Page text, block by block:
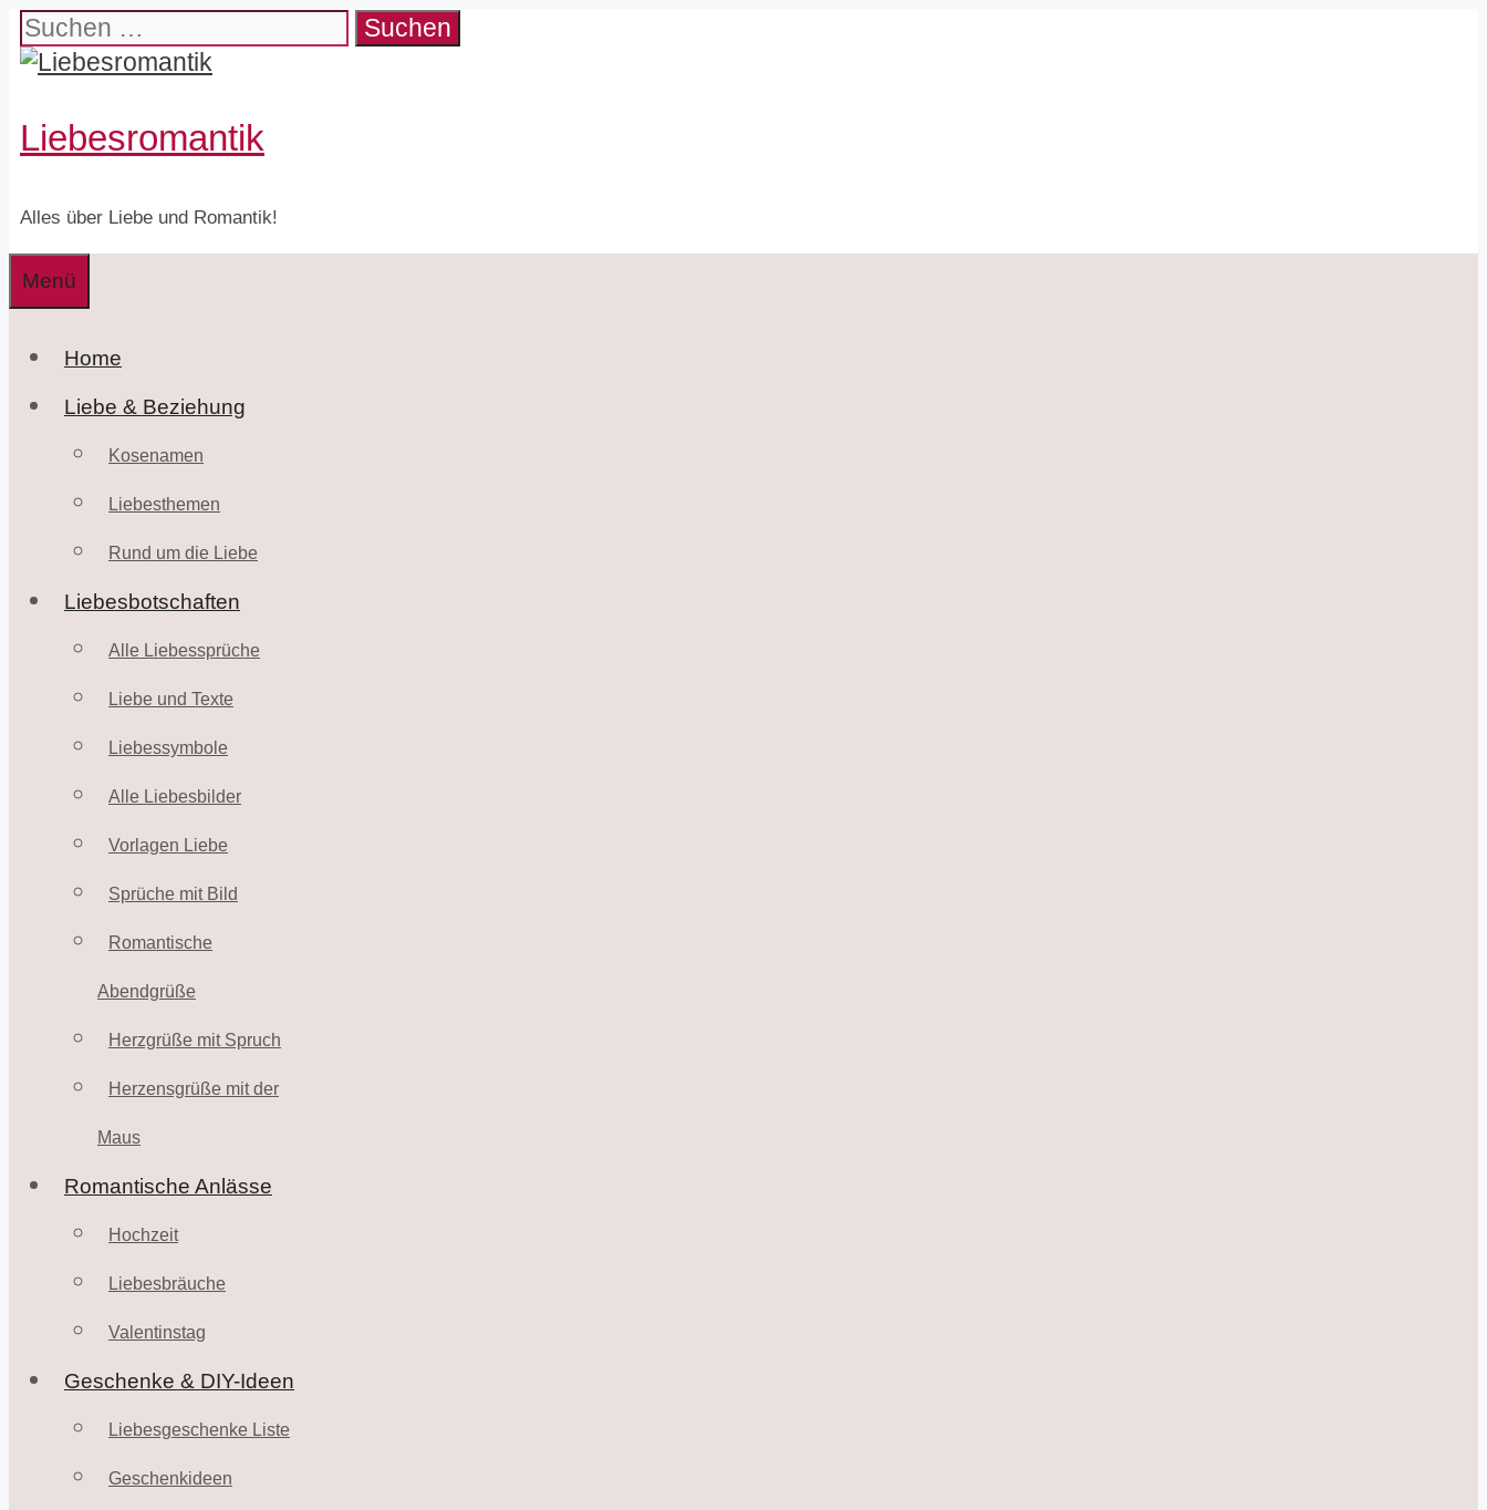
Zum
Inhalt
Suchen
nach:
Liebesromantik
Alles über Liebe und Romantik!
Menü
Home
Liebe & Beziehung
Kosenamen
Liebesthemen
Rund um die Liebe
Liebesbotschaften
Alle Liebessprüche
Liebe und Texte
Liebessymbole
Alle Liebesbilder
Vorlagen Liebe
Sprüche mit Bild
Romantische
Abendgrüße
Herzgrüße mit Spruch
Herzensgrüße mit der
Maus
Romantische Anlässe
Hochzeit
Liebesbräuche
Valentinstag
Geschenke & DIY-Ideen
Liebesgeschenke Liste
Geschenkideen